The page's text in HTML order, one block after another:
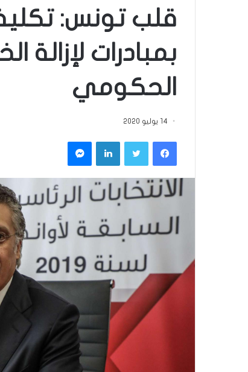
قلب تونس:
بمبادرات لإزالة
الحكومي
14 يوليو 2020
فيسبوكتويتر لينكدإن ماسنجر